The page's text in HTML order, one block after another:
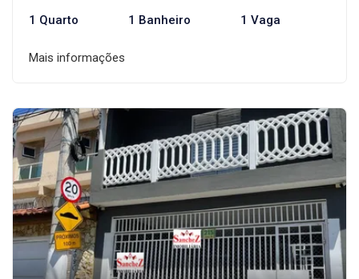
1 Quarto 1 Banheiro 1 Vaga
Mais informações